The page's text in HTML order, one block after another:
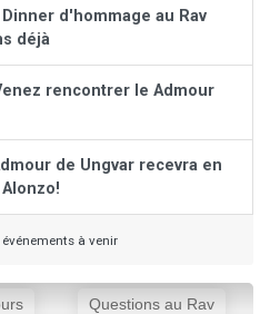
Dinner d'hommage au Rav
déjà
rencontrer le Admour
de Ungvar recevra en
à venir
Questions au Rav